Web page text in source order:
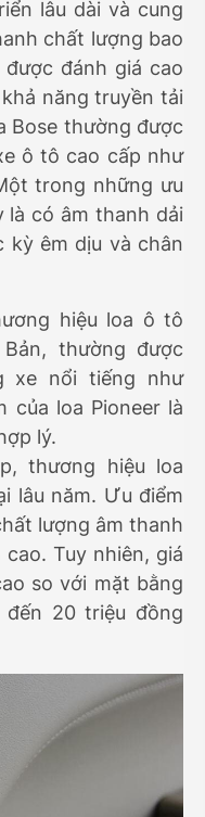
lâu dài và cung
chất lượng bao
đánh giá cao
năng truyền tải
Bose thường được
ô tô cao cấp như
trong những ưu
là có âm thanh dải
kỳ êm dịu và chân
hiệu loa ô tô
thường được
xe nổi tiếng như
của loa Pioneer là
lý.
thương hiệu loa
lâu năm. Ưu điểm
lượng âm thanh
Tuy nhiên, giá
so với mặt bằng
20 triệu đồng